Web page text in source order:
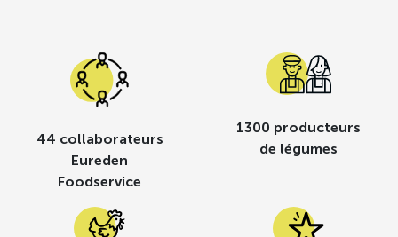
44 collaborateurs
Eureden
Foodservice
1300 producteurs
de légumes